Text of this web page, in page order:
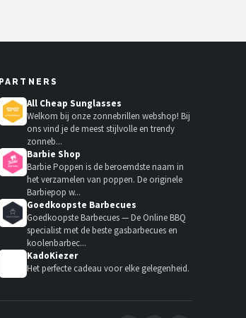
PARTNERS
All Cheap Sunglasses
Welkom bij onze zonnebrillen webshop! Bij
ons vind je de meest stijlvolle en trendy
zonneb...
Barbie Shop
Barbie Poppen is de beroemdste naam in
het verzamelen van poppen. De originele
Barbiepop w...
Goedkoopste Barbecues
Goedkoopste Barbecues — De Online BBQ
specialist met de beste gasbarbecues en
koolenbarbec...
KadoKiezer
Het perfecte cadeau voor elke gelegenheid.